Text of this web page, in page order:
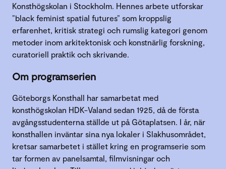
Konsthögskolan i Stockholm. Hennes arbete utforskar
”black feminist spatial futures” som kroppslig
erfarenhet, kritisk strategi och rumslig kategori genom
metoder inom arkitektonisk och konstnärlig forskning,
curatoriell praktik och skrivande.
Om programserien
Göteborgs Konsthall har samarbetat med
konsthögskolan HDK-Valand sedan 1925, då de första
avgångsstudenterna ställde ut på Götaplatsen. I år, när
konsthallen inväntar sina nya lokaler i Slakhusområdet,
kretsar samarbetet i stället kring en programserie som
tar formen av panelsamtal, filmvisningar och